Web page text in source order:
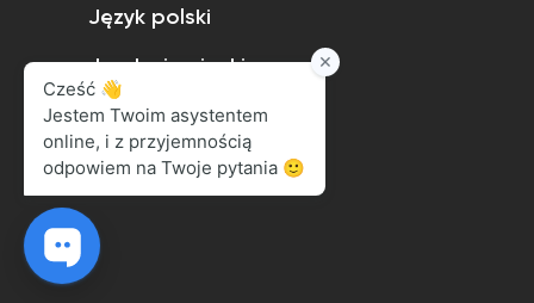
Język polski
Język niemiecki
Język angielski